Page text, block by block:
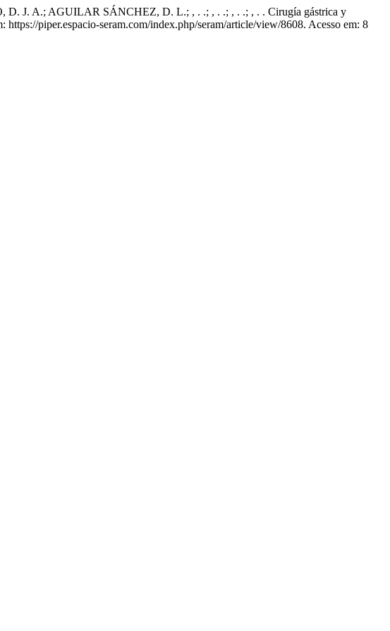
J. A.; AGUILAR SÁNCHEZ, D. L.; , . .; , . .; , . .; , . . Cirugía gástrica y
https://piper.espacio-seram.com/index.php/seram/article/view/8608. Acesso em: 8